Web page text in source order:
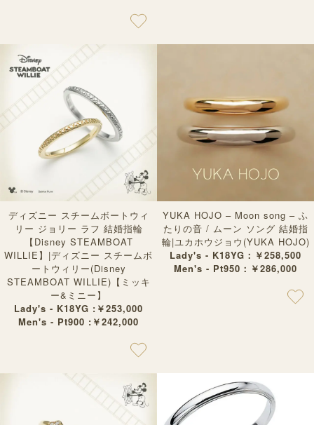
ディズニー スチームボートウィ
リー ジョリー ラフ 結婚指輪
【Disney STEAMBOAT
WILLIE】|ディズニー スチームボ
ートウィリー(Disney
STEAMBOAT WILLIE)【ミッキ
ー&ミニー】
Lady's - K18YG :￥253,000
Men's - Pt900 :￥242,000
YUKA HOJO – Moon song – ふ
たりの音 / ムーン ソング 結婚指
輪|ユカホウジョウ(YUKA HOJO)
Lady's - K18YG：￥258,500
Men's - Pt950：￥286,000